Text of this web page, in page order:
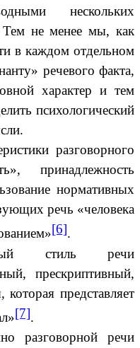
нескольких
Тем не менее мы, как
в каждом отдельном
речевого факта,
характер и тем
психологический
разговорного
принадлежность
нормативных
речь «человека
[6].
стиль речи
прескриптивный,
представляет
[7].
разговорной речи